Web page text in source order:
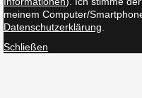
meinem Computer/
Datenschutzerklärung
Schließen